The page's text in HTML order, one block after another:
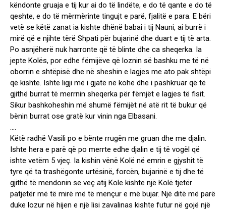
këndonte gruaja e tij kur ai do të lindëte, e do të qante e do të
qeshte, e do të mërmërinte tingujt e parë, fjalitë e para. E bëri
vetë se këtë zanat ia kishte dhënë babai i tij Nauni, ai burrë i
mirë që e njihte tërë Shpati për bujarinë dhe duart e tij të arta.
Po asnjëherë nuk harronte që të blinte dhe ca sheqerka. Ia
jepte Kolës, por edhe fëmijëve që loznin së bashku me të në
oborrin e shtëpisë dhe në sheshin e lagjes me ato pak shtëpi
që kishte. Ishte ligji më i gjatë në kohë dhe i pashkruar që të
gjithë burrat të merrnin sheqerka për fëmjët e lagjes të fisit.
Sikur bashkoheshin më shumë fëmijët në atë rit të bukur që
bënin burrat ose gratë kur vinin nga Elbasani.
….
Këtë radhë Vasili po e bënte rrugën me gruan dhe me djalin.
Ishte hera e parë që po merrte edhe djalin e tij të vogël që
ishte vetëm 5 vjeç. Ia kishin vënë Kolë në emrin e gjyshit të
tyre që ta trashëgonte urtësinë, forcën, bujarinë e tij dhe të
gjithë të mendonin se veç atij Kole kishte një Kolë tjetër
patjetër më të mirë më të mençur e më bujar. Një ditë më parë
duke lozur në hijen e një lisi zavalinas kishte futur në gojë një